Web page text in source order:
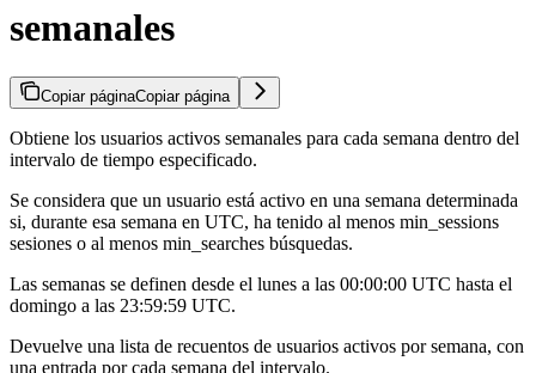
semanales
Copiar páginaCopiar página
Obtiene los usuarios activos semanales para cada semana dentro del
intervalo de tiempo especificado.
Se considera que un usuario está activo en una semana determinada
si, durante esa semana en UTC, ha tenido al menos min_sessions
sesiones o al menos min_searches búsquedas.
Las semanas se definen desde el lunes a las 00:00:00 UTC hasta el
domingo a las 23:59:59 UTC.
Devuelve una lista de recuentos de usuarios activos por semana, con
una entrada por cada semana del intervalo.